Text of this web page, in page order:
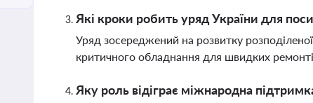
Які кроки робить уряд України для
Уряд зосереджений на розвитку розподіленої
критичного обладнання для швидких
Яку роль відіграє міжнародна